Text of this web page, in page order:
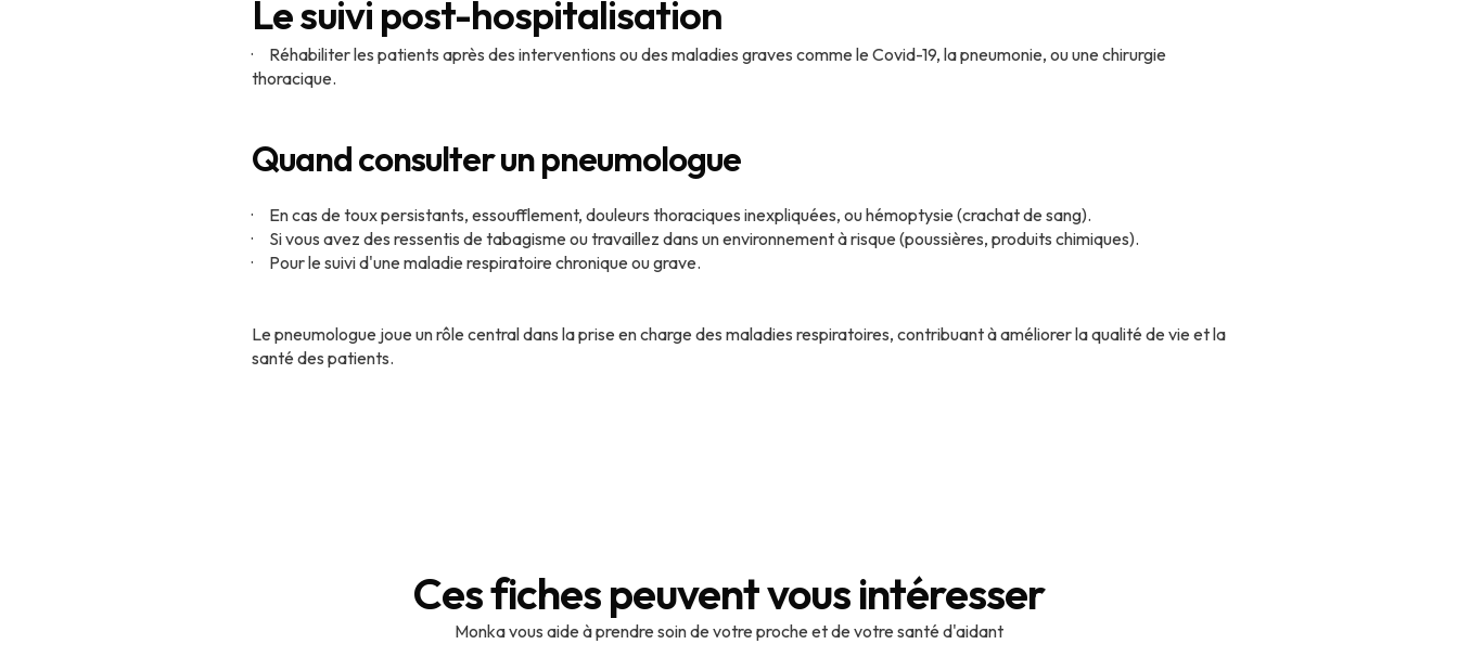
Le suivi post-hospitalisation
· Réhabiliter les patients après des interventions ou des maladies graves comme le Covid-19, la pneumonie, ou une chirurgie
thoracique.
Quand consulter un pneumologue
· En cas de toux persistants, essoufflement, douleurs thoraciques inexpliquées, ou hémoptysie (crachat de sang).
· Si vous avez des ressentis de tabagisme ou travaillez dans un environnement à risque (poussières, produits chimiques).
· Pour le suivi d'une maladie respiratoire chronique ou grave.
Le pneumologue joue un rôle central dans la prise en charge des maladies respiratoires, contribuant à améliorer la qualité de vie et la
santé des patients.
Ces fiches peuvent vous intéresser
Monka vous aide à prendre soin de votre proche et de votre santé d'aidant